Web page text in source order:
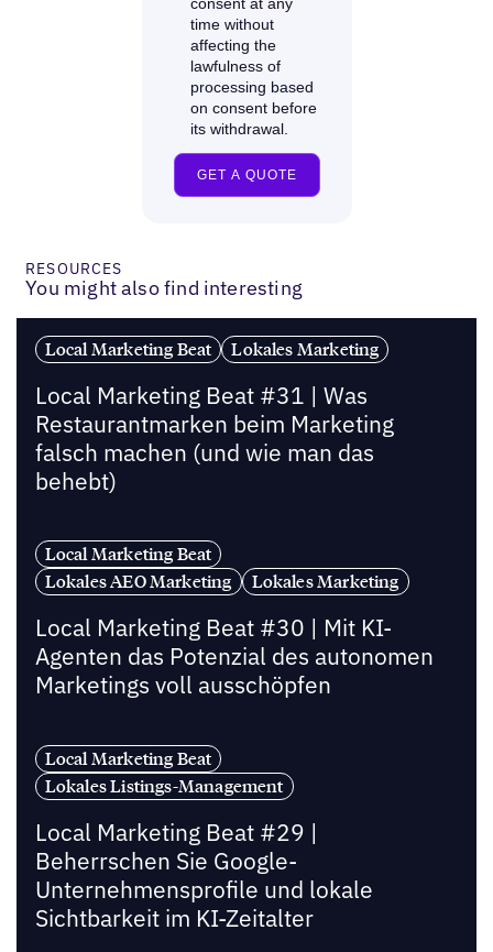
RESOURCES
You might also find interesting
Local Marketing Beat Lokales Marketing
Local Marketing Beat #31 | Was
Restaurantmarken beim Marketing
falsch machen (und wie man das
behebt)
Local Marketing Beat
Lokales AEO Marketing
Lokales Marketing
Local Marketing Beat #30 | Mit KI-
Agenten das Potenzial des autonomen
Marketings voll ausschöpfen
Local Marketing Beat
Lokales Listings-Management
Local Marketing Beat #29 |
Beherrschen Sie Google-
Unternehmensprofile und lokale
Sichtbarkeit im KI-Zeitalter